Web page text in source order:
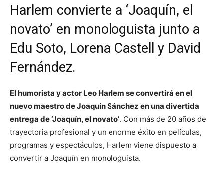
Harlem convierte a ‘Joaquín, el
novato’ en monologuista junto a
Edu Soto, Lorena Castell y David
Fernández.
El humorista y actor Leo Harlem se convertirá en el
nuevo maestro de Joaquín Sánchez en una divertida
entrega de ‘Joaquín, el novato’. Con más de 20 años de
trayectoria profesional y un enorme éxito en películas,
programas y espectáculos, Harlem viene dispuesto a
convertir a Joaquín en monologuista.